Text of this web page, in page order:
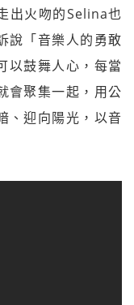
出火吻的Selina也
說「音樂人的勇敢
以鼓舞人心，每當
會聚集一起，用公
、迎向陽光，以音